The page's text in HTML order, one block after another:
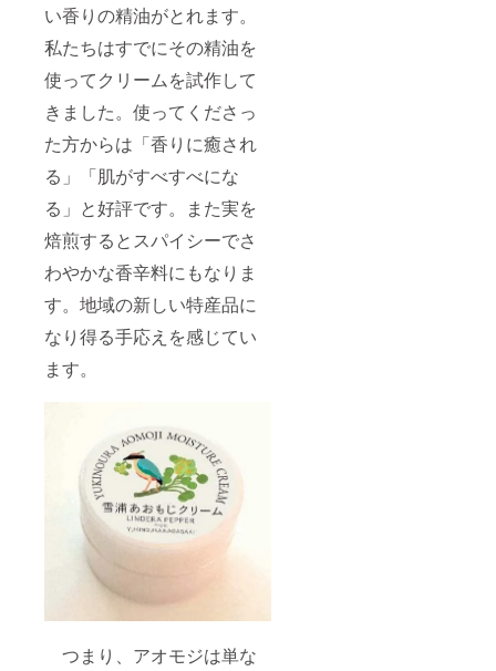
い香りの精油がとれます。
私たちはすでにその精油を
使ってクリームを試作して
きました。使ってくださっ
た方からは「香りに癒され
る」「肌がすべすべにな
る」と好評です。また実を
焙煎するとスパイシーでさ
わやかな香辛料にもなりま
す。地域の新しい特産品に
なり得る手応えを感じてい
ます。
つまり、アオモジは単な